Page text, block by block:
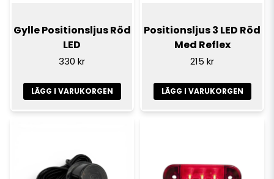
Gylle Positionsljus Röd
LED
330 kr
LÄGG I VARUKORGEN
Positionsljus 3 LED Röd
Med Reflex
215 kr
LÄGG I VARUKORGEN